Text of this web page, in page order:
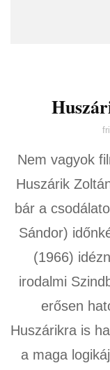
Nem vagyok
Huszárik
bár a
Sándor)
(1966)
irodalmi
erősen
Huszárikra is
a maga